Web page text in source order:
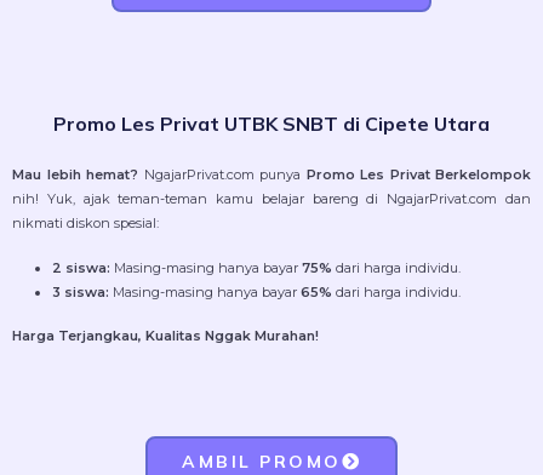
Promo Les Privat UTBK SNBT di Cipete Utara
Mau lebih hemat? NgajarPrivat.com punya Promo Les Privat Berkelompok
nih! Yuk, ajak teman-teman kamu belajar bareng di NgajarPrivat.com dan
nikmati diskon spesial:
2 siswa: Masing-masing hanya bayar 75% dari harga individu.
3 siswa: Masing-masing hanya bayar 65% dari harga individu.
Harga Terjangkau, Kualitas Nggak Murahan!
AMBIL PROMO